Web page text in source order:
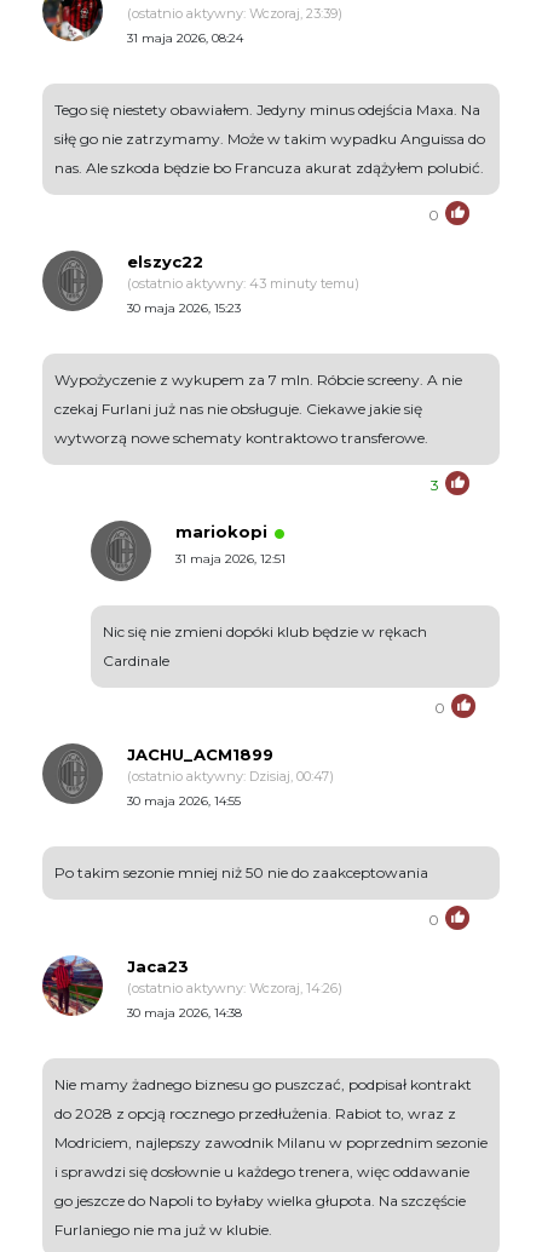
(ostatnio aktywny: Wczoraj, 23:39)
31 maja 2026, 08:24
Tego się niestety obawiałem. Jedyny minus odejścia Maxa. Na
siłę go nie zatrzymamy. Może w takim wypadku Anguissa do
nas. Ale szkoda będzie bo Francuza akurat zdążyłem polubić.
0
elszyc22
(ostatnio aktywny: 43 minuty temu)
30 maja 2026, 15:23
Wypożyczenie z wykupem za 7 mln. Róbcie screeny. A nie
czekaj Furlani już nas nie obsługuje. Ciekawe jakie się
wytworzą nowe schematy kontraktowo transferowe.
3
mariokopi
31 maja 2026, 12:51
Nic się nie zmieni dopóki klub będzie w rękach
Cardinale
0
JACHU_ACM1899
(ostatnio aktywny: Dzisiaj, 00:47)
30 maja 2026, 14:55
Po takim sezonie mniej niż 50 nie do zaakceptowania
0
Jaca23
(ostatnio aktywny: Wczoraj, 14:26)
30 maja 2026, 14:38
Nie mamy żadnego biznesu go puszczać, podpisał kontrakt
do 2028 z opcją rocznego przedłużenia. Rabiot to, wraz z
Modriciem, najlepszy zawodnik Milanu w poprzednim sezonie
i sprawdzi się dosłownie u każdego trenera, więc oddawanie
go jeszcze do Napoli to byłaby wielka głupota. Na szczęście
Furlaniego nie ma już w klubie.